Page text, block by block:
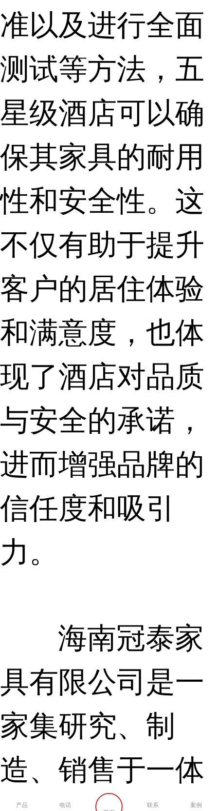
准以及进行全面
测试等方法，五
星级酒店可以确
保其家具的耐用
性和安全性。这
不仅有助于提升
客户的居住体验
和满意度，也体
现了酒店对品质
与安全的承诺，
进而增强品牌的
信任度和吸引
力。
海南冠泰家
具有限公司是一
家集研究、制
造、销售于一体
产品
电话
联系 案例